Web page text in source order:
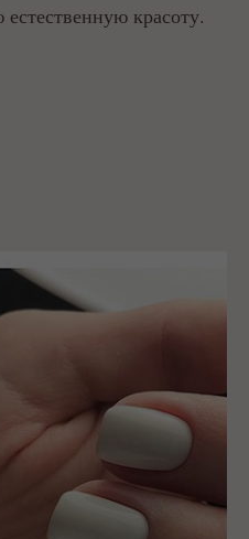
красоту.